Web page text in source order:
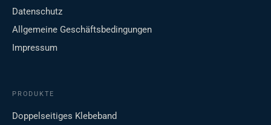
Datenschutz
Allgemeine Geschäftsbedingungen
Impressum
PRODUKTE
Doppelseitiges Klebeband